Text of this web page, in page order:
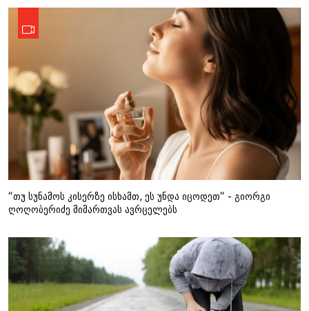
“თუ სუნამოს კისერზე ისხამთ, ეს უნდა იცოდეთ“ - გიორგი
ღოღობერიძე მიმართვას ავრცელებს